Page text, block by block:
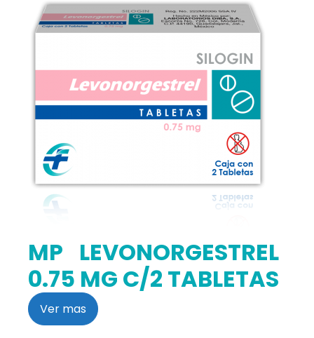
MP LEVONORGESTREL
0.75 MG C/2 TABLETAS
Ver mas